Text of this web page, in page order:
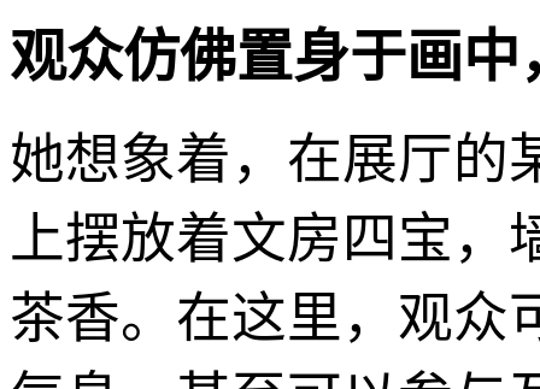
观众仿佛置身于画
她想象着，在展厅的
上摆放着文房四宝，
茶香。在这里，观众